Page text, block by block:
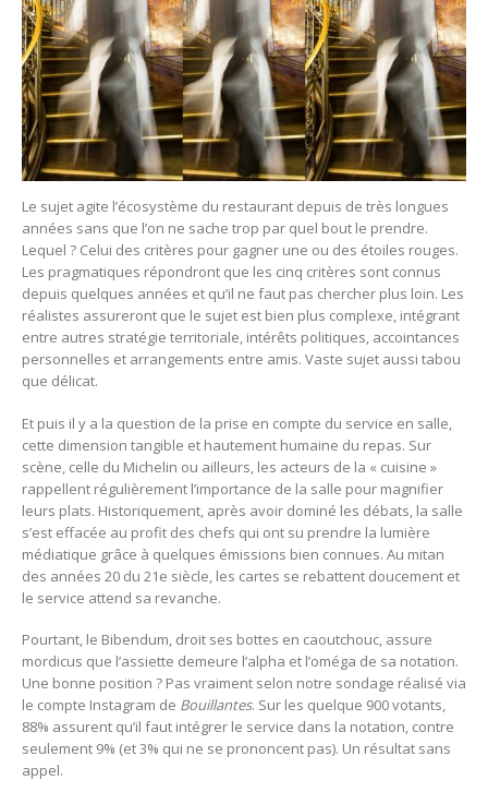
Le sujet agite l’écosystème du restaurant depuis de très longues
années sans que l’on ne sache trop par quel bout le prendre.
Lequel ? Celui des critères pour gagner une ou des étoiles rouges.
Les pragmatiques répondront que les cinq critères sont connus
depuis quelques années et qu’il ne faut pas chercher plus loin. Les
réalistes assureront que le sujet est bien plus complexe, intégrant
entre autres stratégie territoriale, intérêts politiques, accointances
personnelles et arrangements entre amis. Vaste sujet aussi tabou
que délicat.
Et puis il y a la question de la prise en compte du service en salle,
cette dimension tangible et hautement humaine du repas. Sur
scène, celle du Michelin ou ailleurs, les acteurs de la « cuisine »
rappellent régulièrement l’importance de la salle pour magnifier
leurs plats. Historiquement, après avoir dominé les débats, la salle
s’est effacée au profit des chefs qui ont su prendre la lumière
médiatique grâce à quelques émissions bien connues. Au mitan
des années 20 du 21e siècle, les cartes se rebattent doucement et
le service attend sa revanche.
Pourtant, le Bibendum, droit ses bottes en caoutchouc, assure
mordicus que l’assiette demeure l’alpha et l’oméga de sa notation.
Une bonne position ? Pas vraiment selon notre sondage réalisé via
le compte Instagram de Bouillantes. Sur les quelque 900 votants,
88% assurent qu’il faut intégrer le service dans la notation, contre
seulement 9% (et 3% qui ne se prononcent pas). Un résultat sans
appel.